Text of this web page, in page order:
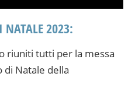
NATALE 2023:
riuniti tutti per la messa
di Natale della